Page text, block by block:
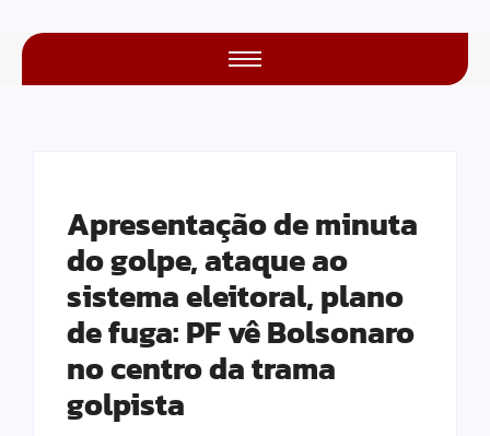
Apresentação de minuta
do golpe, ataque ao
sistema eleitoral, plano
de fuga: PF vê Bolsonaro
no centro da trama
golpista